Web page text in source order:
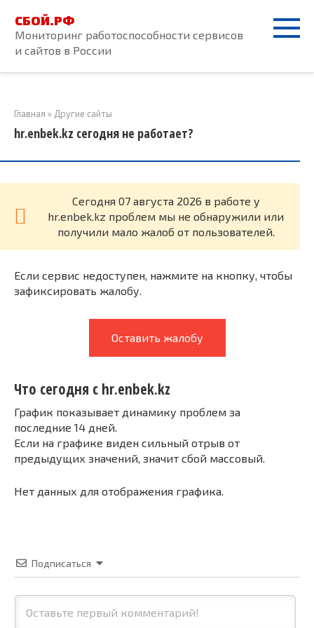
контенту
СБОЙ.РФ
Мониторинг работоспособности сервисов
и сайтов в России
Главная » Другие сайты
hr.enbek.kz сегодня не работает?
Cегодня 07 августа 2026 в работе у
hr.enbek.kz проблем мы не обнаружили или
получили мало жалоб от пользователей.
Если сервис недоступен, нажмите на кнопку, чтобы
зафиксировать жалобу.
Оставить жалобу
Что сегодня с hr.enbek.kz
График показывает динамику проблем за
последние 14 дней.
Если на графике виден сильный отрыв от
предыдущих значений, значит сбой массовый.
Нет данных для отображения графика.
Подписаться